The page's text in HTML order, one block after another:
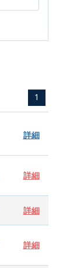
1
詳細
詳細
詳細
詳細